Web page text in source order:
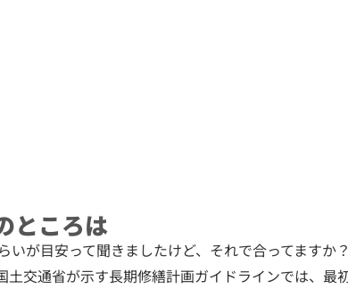
ところは
いが目安って聞きましたけど、それで合ってますか
土交通省が示す長期修繕計画ガイドラインでは、最